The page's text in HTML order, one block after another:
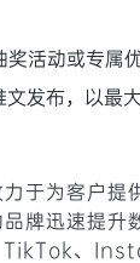
活动或专属
发布，以最大
于为客户提
牌迅速提升
TikTok、